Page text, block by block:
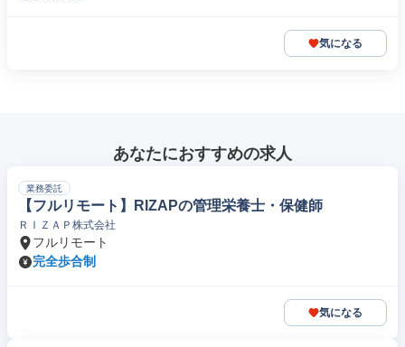
気になる
あなたにおすすめの求人
業務委託
【フルリモート】RIZAPの管理栄養士・保健師
ＲＩＺＡＰ株式会社
フルリモート
完全歩合制
気になる